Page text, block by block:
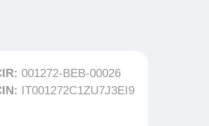
001272-BEB-00026
IT001272C1ZU7J3EI9